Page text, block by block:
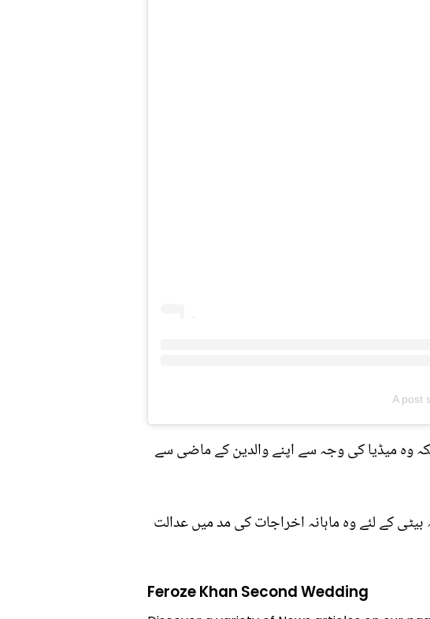
A post
وہ میڈیا کی وجہ سے اپنے والدین کے ماضی سے
کے لئے وہ ماہانہ اخراجات کی مد میں عدالت
Feroze Khan Second Wedding